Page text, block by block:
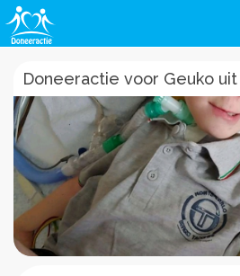
Doneeractie voor Geuko